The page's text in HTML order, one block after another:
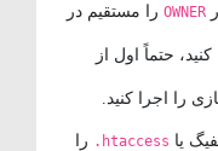
را مستقیم در
حتماً اول از
را اجرا کنید.
یا .htaccessرا